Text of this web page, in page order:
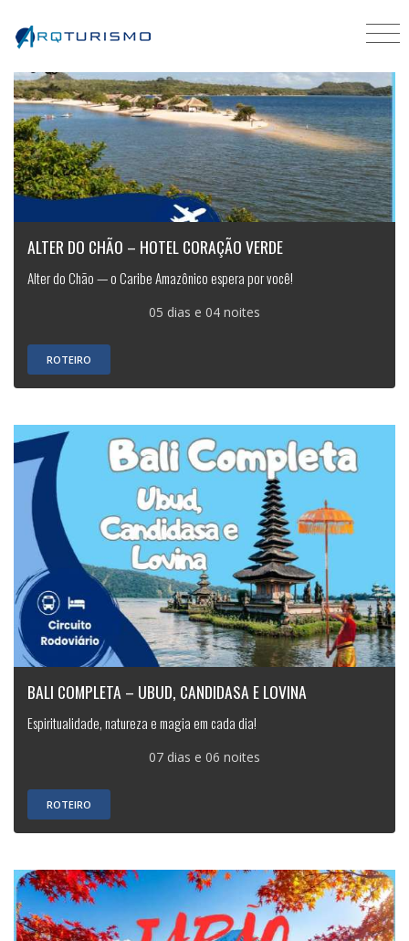
ALTER DO CHÃO – HOTEL CORAÇÃO VERDE
Alter do Chão — o Caribe Amazônico espera por você!
05 dias e 04 noites
ROTEIRO
BALI COMPLETA – UBUD, CANDIDASA E LOVINA
Espiritualidade, natureza e magia em cada dia!
07 dias e 06 noites
ROTEIRO